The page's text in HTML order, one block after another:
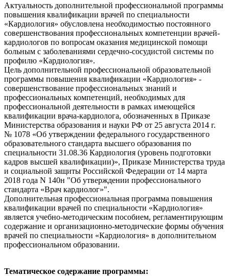
Актуальность дополнительной профессиональной программы
повышения квалификации врачей по специальности
«Кардиология» обусловлена необходимостью постоянного
совершенствования профессиональных компетенции врачей-
кардиологов по вопросам оказания медицинской помощи
больным с заболеваниями сердечно-сосудистой системы по
профилю «Кардиология».
Цель дополнительной профессиональной образовательной
программы повышения квалификации «Кардиология» -
совершенствование профессиональных знаний и
профессиональных компетенций, необходимых для
профессиональной деятельности в рамках имеющейся
квалификации врача-кардиолога, обозначенных в Приказе
Министерства образования и науки РФ от 25 августа 2014 г.
№ 1078 «Об утверждении федерального государственного
образовательного стандарта высшего образования по
специальности 31.08.36 Кардиология (уровень подготовки
кадров высшей квалификации)», Приказе Министерства труда
и социальной защиты Российской Федерации от 14 марта
2018 года N 140н "Об утверждении профессионального
стандарта «Врач кардиолог»".
Дополнительная профессиональная программа повышения
квалификации врачей по специальности «Кардиология»
является учебно-методическим пособием, регламентирующим
содержание и организационно-методические формы обучения
врачей по специальности «Кардиология» в дополнительном
профессиональном образовании.
Тематическое содержание программы: